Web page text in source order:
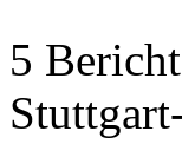
5